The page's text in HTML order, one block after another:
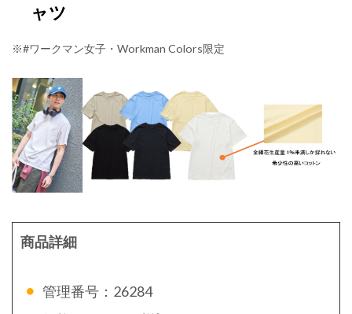
ャツ
※#ワークマン女子・Workman Colors限定
商品詳細
管理番号：26284